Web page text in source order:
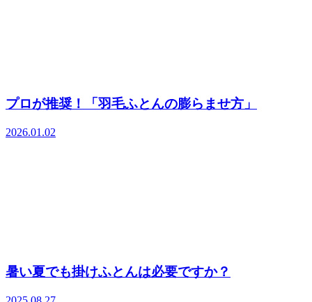
プロが推奨！「羽毛ふとんの膨らませ方」
2026.01.02
暑い夏でも掛けふとんは必要ですか？